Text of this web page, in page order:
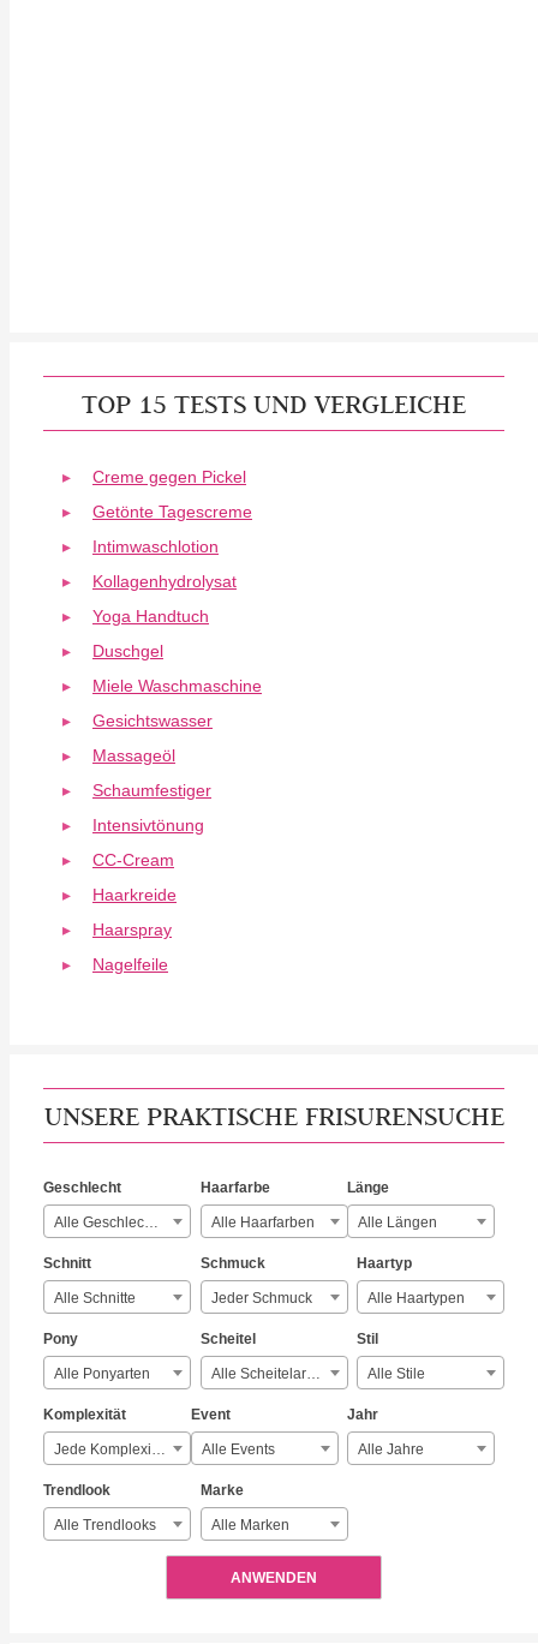
TOP 15 TESTS UND VERGLEICHE
Creme gegen Pickel
Getönte Tagescreme
Intimwaschlotion
Kollagenhydrolysat
Yoga Handtuch
Duschgel
Miele Waschmaschine
Gesichtswasser
Massageöl
Schaumfestiger
Intensivtönung
CC-Cream
Haarkreide
Haarspray
Nagelfeile
UNSERE PRAKTISCHE FRISURENSUCHE
Geschlecht
Alle Geschlechter
Haarfarbe
Alle Haarfarben
Länge
Alle Längen
Schnitt
Alle Schnitte
Schmuck
Jeder Schmuck
Haartyp
Alle Haartypen
Pony
Alle Ponyarten
Scheitel
Alle Scheitelarten
Stil
Alle Stile
Komplexität
Jede Komplexität
Event
Alle Events
Jahr
Alle Jahre
Trendlook
Alle Trendlooks
Marke
Alle Marken
ANWENDEN